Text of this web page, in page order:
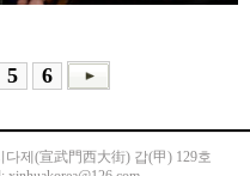
5 6
제(宣武門西大街) 갑(甲) 129호